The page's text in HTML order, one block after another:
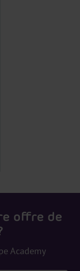
offre de
Academy